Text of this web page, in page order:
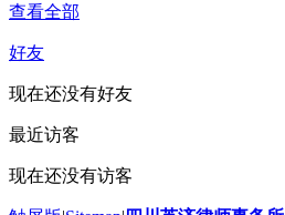
查看全部
好友
现在还没有好友
最近访客
现在还没有访客